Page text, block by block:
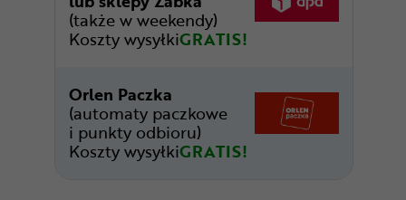
(także w weekendy)
Koszty wysyłkiGRATIS!
Orlen Paczka
(automaty paczkowe
i punkty odbioru)
Koszty wysyłkiGRATIS!